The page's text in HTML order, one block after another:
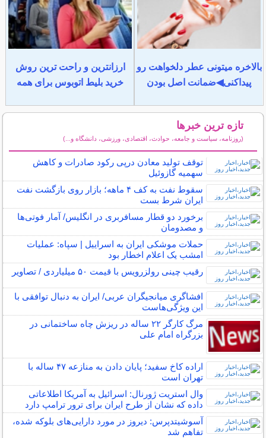
بالاخره میتونی عطر دلخواهت رو
پیداکنی◀ضمانت اصل بودن
ارزانترین و راحت ترین روش
خرید بلیط اتوبوس برای همه
تازه ترین خبرها
(روزنامه، سیاست و جامعه، حوادث، اقتصادی، ورزشی، دانشگاه و...)
توقف تولید معادن درپی رکود صادرات و کاهش
سهمیه گازوئیل
سقوط نفت به کف ۴ ماهه؛ بازار روی بازگشت نفت
ایران شرط بست
برخورد دو قطار مسافربری در انگلیس/ آمار فوتی‌ها
و مصدومان
حملات موشکی ایران به اسراییل | سپاه: عملیات
امشب یک اعلام اخطار بود
رقیب چینی رولزرویس با قیمت ۵۰ میلیاردی / تصاویر
افشاگری میانجیگران عربی/ ایران به دنبال توافقی با
این ویژگی‌هاست
مرگ کارگر ۲۲ ساله در ریزش چاه ساختمانی در
بزرگراه امام علی
اراده کاخ سفید؛ پایان دادن به منازعه ۴۷ ساله با
تهران است
وال استریت ژورنال: اسرائیل به آمریکا اطلاعاتی
داده که نشان از طرح ایران برای ترور ترامپ دارد
آسوشیتدپرس: دیروز در مورد دارایی‌های بلوکه‌ شده،
تفاهم شد